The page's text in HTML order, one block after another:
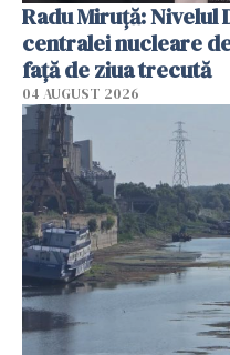
Radu Miruţă: Nivelul
centralei nucleare
faţă de ziua trecută
04 AUGUST 2026